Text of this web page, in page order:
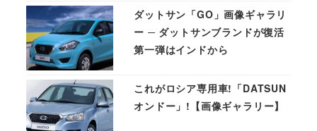
ダットサン「GO」画像ギャラリ
ー ─ ダットサンブランドが復活
第一弾はインドから
これがロシア専用車!「DATSUN
オンドー」!【画像ギャラリー】